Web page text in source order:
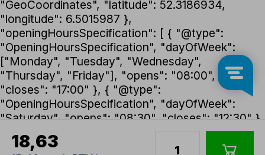
18,63
"GeoCoordinates", "latitude": 52.3186934,
"longitude": 6.5015987 },
"openingHoursSpecification": [ { "@type":
"OpeningHoursSpecification", "dayOfWeek":
["Monday", "Tuesday", "Wednesday",
"Thursday", "Friday"], "opens": "08:00",
"closes": "17:00" }, { "@type":
"OpeningHoursSpecification", "dayOfWeek":
"Saturday", "opens": "08:30", "closes": "12:30" }
], "foundingDate": "1992", "founder": { "@type":
"Person", "name": "Henk Kippers" },